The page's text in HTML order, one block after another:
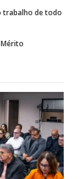
trabalho de todo